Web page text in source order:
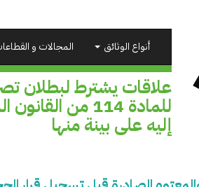
أنواع الوثائق المجالات و
علاقات يشترط لبطلان
للمادة 114 من
إليه على بينة منها